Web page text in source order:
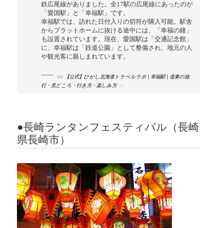
鉄広尾線がありました。全17駅の広尾線にあったのが
「愛国駅」と「幸福駅」です。
幸福駅では、訪れた日付入りの切符が購入可能。駅舎
からプラットホームに抜ける途中には、「幸福の鐘」
も設置されています。現在、愛国駅は「交通記念館」
に、幸福駅は「鉄道公園」として整備され、地元の人
や観光客に親しまれています。
via 【公式】ひがし北海道トラベルラボ | 幸福駅 | 道東の旅
行・見どころ・行き方・楽しみ方
●長崎ランタンフェスティバル（長崎
県長崎市）